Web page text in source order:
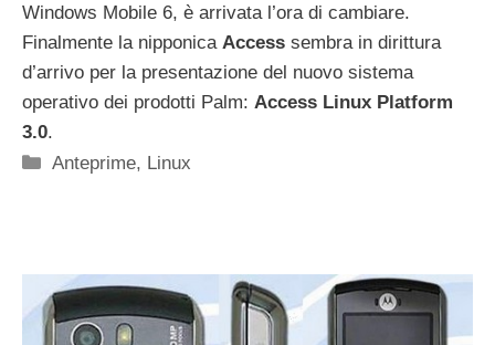
Windows Mobile 6, è arrivata l’ora di cambiare.
Finalmente la nipponica Access sembra in dirittura
d’arrivo per la presentazione del nuovo sistema
operativo dei prodotti Palm: Access Linux Platform
3.0.
Categorie
Anteprime, Linux